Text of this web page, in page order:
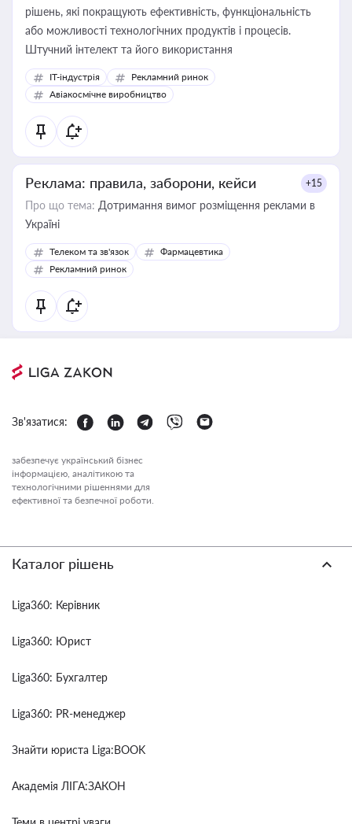
рішень, які покращують ефективність, функціональність
або можливості технологічних продуктів і процесів.
Штучний інтелект та його використання
IT-індустрія
Рекламний ринок
Авіакосмічне виробництво
Реклама: правила, заборони, кейси +15
Про що тема: Дотримання вимог розміщення реклами в
Україні
Телеком та зв'язок
Фармацевтика
Рекламний ринок
Зв'язатися:
забезпечує український бізнес
інформацією, аналітикою та
технологічними рішеннями для
ефективної та безпечної роботи.
Каталог рішень
Liga360: Керівник
Liga360: Юрист
Liga360: Бухгалтер
Liga360: PR-менеджер
Знайти юриста Liga:BOOK
Академія ЛІГА:ЗАКОН